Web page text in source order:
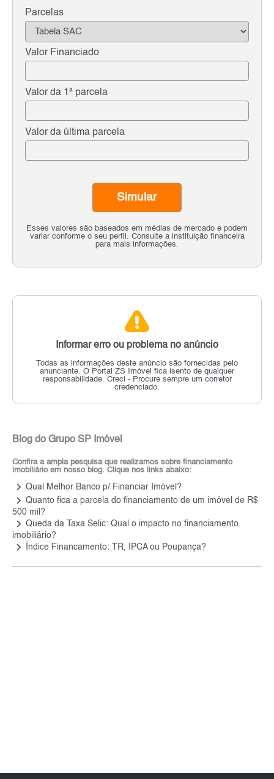
Parcelas
Valor Financiado
Valor da 1ª parcela
Valor da última parcela
Esses valores são baseados em médias de mercado e podem
variar conforme o seu perfil. Consulte a instituição financeira
para mais informações.
Simular
Informar erro ou problema no anúncio
Todas as informações deste anúncio são fornecidas pelo
anunciante. O Portal ZS Imóvel fica isento de qualquer
responsabilidade. Creci - Procure sempre um corretor
credenciado.
Blog do Grupo SP Imóvel
Confira a ampla pesquisa que realizamos sobre financiamento
imobiliário em nosso blog. Clique nos links abaixo:
keyboard_arrow_right Qual Melhor Banco p/ Financiar Imóvel?
keyboard_arrow_right Quanto fica a parcela do financiamento de um imóvel de R$
500 mil?
keyboard_arrow_right Queda da Taxa Selic: Qual o impacto no financiamento
imobiliário?
keyboard_arrow_right Índice Financamento: TR, IPCA ou Poupança?